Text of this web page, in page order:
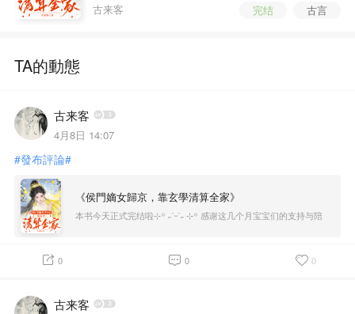
古来客 完结 古言
TA的動態
古来客
4月8日 14:07
#發布評論#
《侯門嫡女歸京，靠玄學清算全家》
本书今天正式完结啦⊹꙳ ˶˙ᵕ˙˶ ⊹꙳ 感谢这几个月宝宝们的支持与陪
0 0 0
古来客